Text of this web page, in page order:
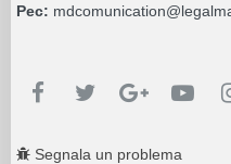
Pec:
Segnala un problema